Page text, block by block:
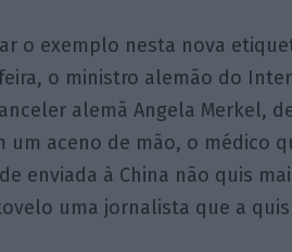
o exemplo nesta nova
o ministro alemão do
alemã Angela Merkel,
um aceno de mão, o médico
enviada à China não quis
uma jornalista que a